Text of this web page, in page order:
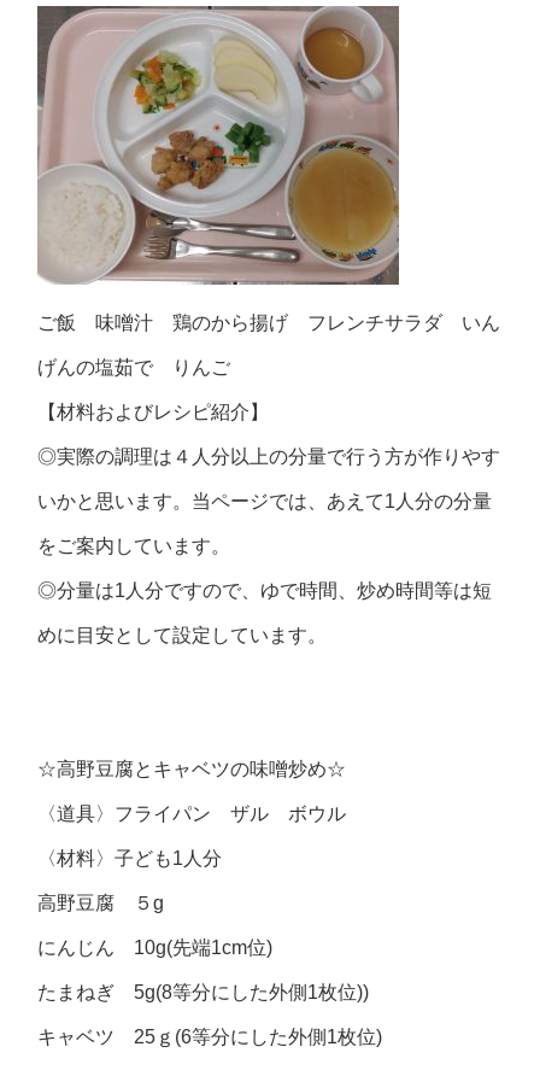
ご飯 味噌汁 鶏のから揚げ フレンチサラダ いん
げんの塩茹で りんご
【材料およびレシピ紹介】
◎実際の調理は４人分以上の分量で行う方が作りやす
いかと思います。当ページでは、あえて1人分の分量
をご案内しています。
◎分量は1人分ですので、ゆで時間、炒め時間等は短
めに目安として設定しています。
☆高野豆腐とキャベツの味噌炒め☆
〈道具〉フライパン ザル ボウル
〈材料〉子ども1人分
高野豆腐 ５g
にんじん 10g(先端1cm位)
たまねぎ 5g(8等分にした外側1枚位))
キャベツ 25ｇ(6等分にした外側1枚位)